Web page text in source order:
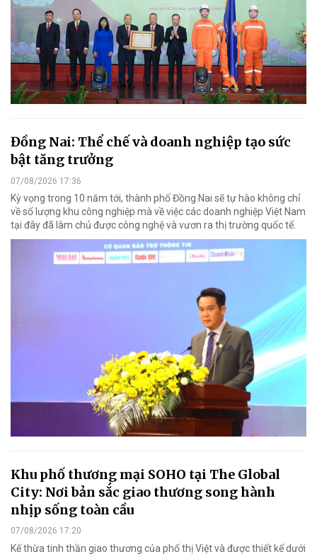
Đồng Nai: Thể chế và doanh nghiệp tạo sức
bật tăng trưởng
07/08/2026 17:36
Kỳ vọng trong 10 năm tới, thành phố Đồng Nai sẽ tự hào không chỉ
về số lượng khu công nghiệp mà về việc các doanh nghiệp Việt Nam
tại đây đã làm chủ được công nghệ và vươn ra thị trường quốc tế.
Khu phố thương mại SOHO tại The Global
City: Nơi bản sắc giao thương song hành
nhịp sống toàn cầu
07/08/2026 17:20
Kế thừa tinh thần giao thương của phố thị Việt và được thiết kế dưới